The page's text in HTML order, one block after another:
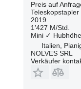
Preis auf
Teleskopstapler
2019
1’427 M/Std.
Mini ✓ Hubhöhe
Italien,
NOLVES SRL
Verkäufer